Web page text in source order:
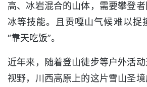
高、冰岩混合的山体，需要攀登
冰等技能。且贡嘎山气候难以捉
“靠天吃饭”。
近年来，随着登山徒步等户外活
视野，川西高原上的这片雪山圣